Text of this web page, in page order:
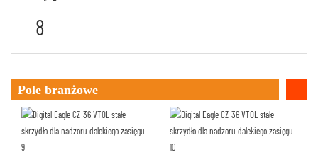
Pole branżowe